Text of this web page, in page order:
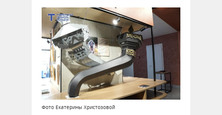
Фото Екатерины Христозовой